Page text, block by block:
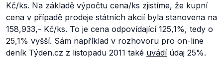
Kč/ks. Na základě výpočtu cena/ks zjistíme, že kupní
cena v případě prodeje státních akcií byla stanovena na
158,933,- Kč/ks. To je cena odpovídající 125,1%, tedy o
25,1% vyšší. Sám například v rozhovoru pro on-line
deník Týden.cz z listopadu 2011 také uvádíúdaj 25%.